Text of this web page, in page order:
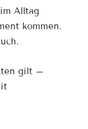
im Alltag
kommen.
gilt –